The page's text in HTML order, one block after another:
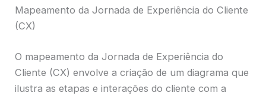
Mapeamento da Jornada de Experiência do Cliente
(CX)
O mapeamento da Jornada de Experiência do
Cliente (CX) envolve a criação de um diagrama que
ilustra as etapas e interações do cliente com a